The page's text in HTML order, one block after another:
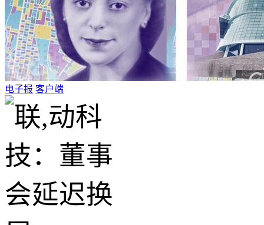
电子报 客户端